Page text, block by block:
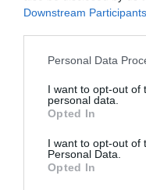
Downstream Participants
Personal Data
I want to opt-out of
personal data.
Opted In
I want to opt-out of
Personal Data.
Opted In